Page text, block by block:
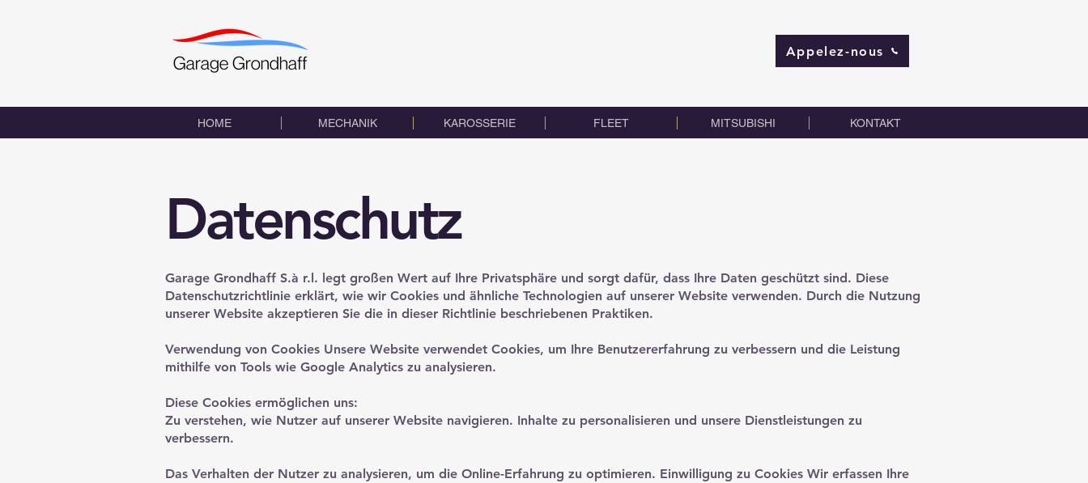
Appelez-nous
HOME MECHANIK KAROSSERIE FLEET MITSUBISHI KONTAKT
Datenschutz
Garage Grondhaff S.à r.l. legt großen Wert auf Ihre Privatsphäre und sorgt dafür, dass Ihre Daten geschützt sind. Diese
Datenschutzrichtlinie erklärt, wie wir Cookies und ähnliche Technologien auf unserer Website verwenden. Durch die Nutzung
unserer Website akzeptieren Sie die in dieser Richtlinie beschriebenen Praktiken.
Verwendung von Cookies Unsere Website verwendet Cookies, um Ihre Benutzererfahrung zu verbessern und die Leistung
mithilfe von Tools wie Google Analytics zu analysieren.
Diese Cookies ermöglichen uns:
Zu verstehen, wie Nutzer auf unserer Website navigieren. Inhalte zu personalisieren und unsere Dienstleistungen zu
verbessern.
Das Verhalten der Nutzer zu analysieren, um die Online-Erfahrung zu optimieren. Einwilligung zu Cookies Wir erfassen Ihre